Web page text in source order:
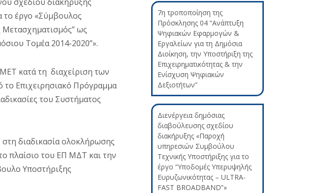
σχεδίου διακήρυξης
το έργο «Σύμβουλος
Μετασχηματισμός” ως
Τομέα 2014-2020”».
κατά τη διαχείριση των
Επιχειρησιακό Πρόγραμμα
του Συστήματος
διαδικασία ολοκλήρωσης
πλαίσιο του ΕΠ ΜΔΤ και την
Υποστήριξης
7η τροποποίηση της
Πρόσκλησης 04 “Ανάπτυξη
Ψηφιακών Εφαρμογών &
Εργαλείων για τη Δημόσια
Διοίκηση, την Υποστήριξη της
Επιχειρηματικότητας & την
Ενίσχυση Ψηφιακών
Δεξιοτήτων”
Διενέργεια δημόσιας
διαβούλευσης σχεδίου
διακήρυξης «Παροχή
υπηρεσιών Συμβούλου
Τεχνικής Υποστήριξης για το
έργο “Υποδομές Υπερυψηλής
Ευρυζωνικότητας – ULTRA-
FAST BROADBAND”»